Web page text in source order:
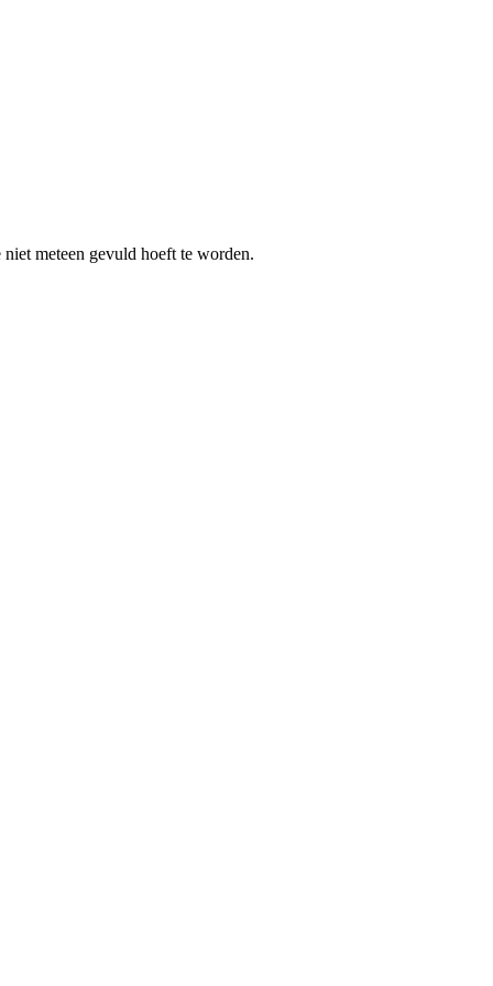
meteen gevuld hoeft te worden.